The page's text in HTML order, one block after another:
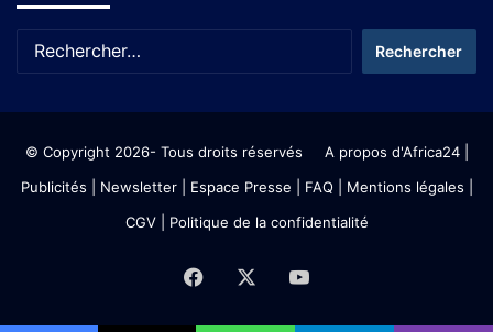
© Copyright 2026- Tous droits réservés A propos d'Africa24|
Publicités
Newsletter| Espace Presse | FAQ | Mentions légales
CGV| Politique de la confidentialité